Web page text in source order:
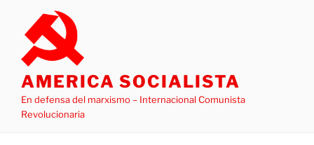
contenido
AMERICA SOCIALISTA
En defensa del marxismo – Internacional Comunista
Revolucionaria